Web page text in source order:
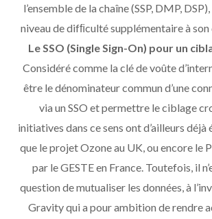
l’ensemble de la chaîne (SSP, DMP,
niveau de difﬁculté supplémentaire à
Le SSO (Single Sign-On) pour un
Considéré comme la clé de voûte
être le dénominateur commun d’une
via un SSO et permettre le ciblage
initiatives dans ce sens ont d’ailleurs déjà
que le projet Ozone au UK, ou encore le
par le GESTE en France. Toutefois, il
question de mutualiser les données, à
Gravity qui a pour ambition de rendre